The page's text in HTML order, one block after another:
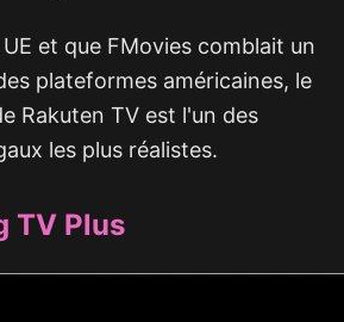
et que FMovies comblait un
plateformes américaines, le
Rakuten TV est l'un des
les plus réalistes.
TV Plus